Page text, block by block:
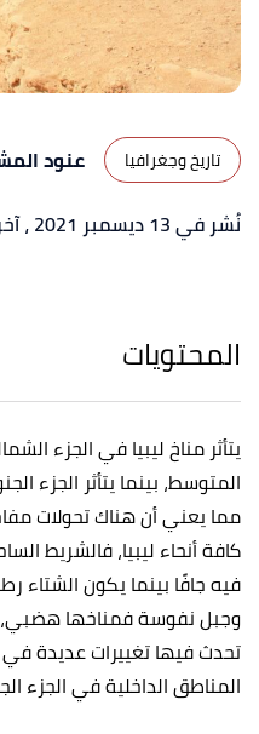
تاريخ وجغرافيا
عنود
نُشر في 13 ديسمبر 2021
، آخر
المحتويات
يتأثر مناخ ليبيا في الجزء
المتوسط، بينما يتأثر الجزء
مما يعني أن هناك تحولات
كافة أنحاء ليبيا، فالشريط
فيه جافًا بينما يكون الشتاء
وجبل نفوسة فمناخها هضبي،
تحدث فيها تغييرات عديدة
المناطق الداخلية في الجزء